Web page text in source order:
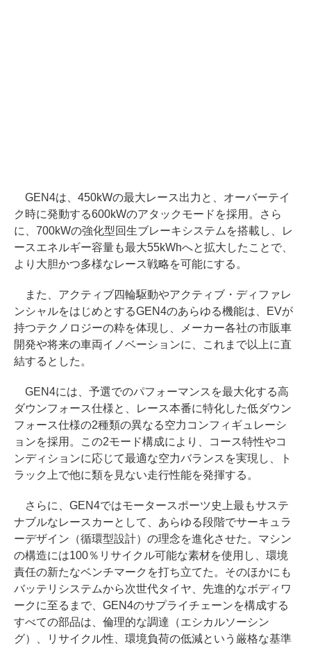
GEN4は、450kWの最大レース出力と、オーバーテイ
ク時に発動する600kWのアタックモードを採用。さら
に、700kWの強化型回生ブレーキシステムを搭載し、レ
ースエネルギー容量も最大55kWhへと拡大したことで、
より大胆かつ多様なレース戦略を可能にする。
また、アクティブ四輪駆動やアクティブ・ディファレ
ンシャルをはじめとするGEN4のあらゆる機能は、EVが
持つテクノロジーの粋を体現し、メーカー各社の市販車
開発や将来の車両イノベーションに、これまで以上に直
結するとした。
GEN4には、予選でのパフォーマンスを最大化する高
ダウンフォース仕様と、レース本番に特化した低ダウン
フォース仕様の2種類の異なる空力コンフィギュレーシ
ョンを採用。この2モード構成により、コース特性やコ
ンディションに応じて最適な空力バランスを実現し、ト
ラック上で他に類を見ない走行性能を発揮する。
さらに、GEN4ではモータースポーツ史上最もサステ
ナブルなレースカーとして、あらゆる段階でサーキュラ
ーデザイン（循環型設計）の理念を進化させた。マシン
の構造には100％リサイクル可能な素材を使用し、環境
責任の新たなベンチマークを打ち立てた。そのほかにも
バッテリシステムから次世代タイヤ、先進的なボディワ
ークに至るまで、GEN4のサプライチェーンを構成する
すべての部品は、倫理的な調達（エシカルソーシン
グ）、リサイクル性、環境負荷の低減という厳格な基準